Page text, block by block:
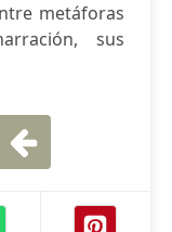
metáforas
sus